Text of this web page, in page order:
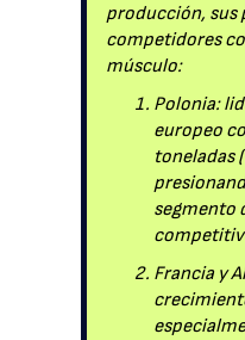
producción, sus
competidores
músculo:
Polonia:
europeo
toneladas
segmento
Francia y